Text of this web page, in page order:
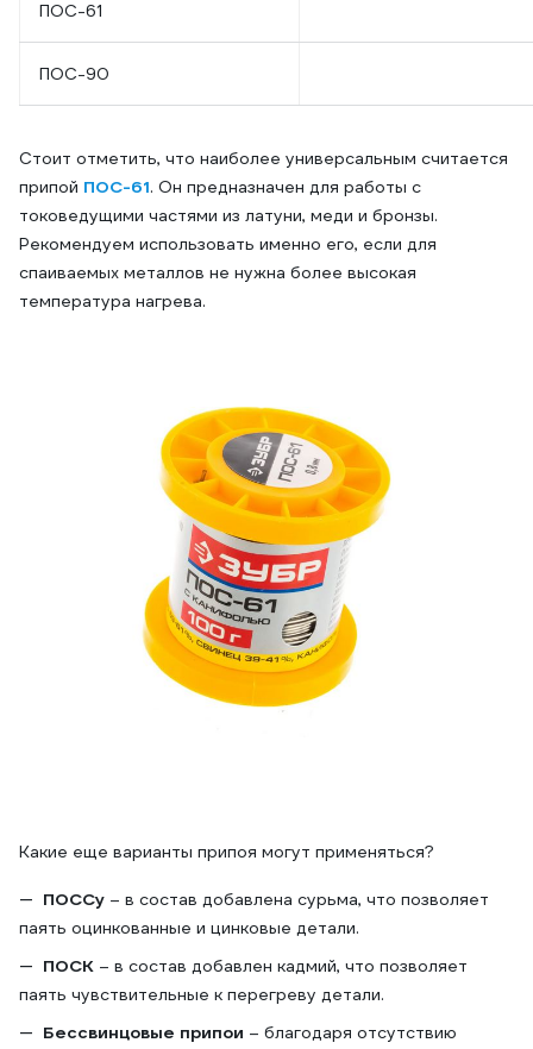
ПОС-61
ПОС-90
Стоит отметить, что наиболее универсальным считается
припой ПОС-61. Он предназначен для работы с
токоведущими частями из латуни, меди и бронзы.
Рекомендуем использовать именно его, если для
спаиваемых металлов не нужна более высокая
температура нагрева.
Какие еще варианты припоя могут применяться?
ПОССу – в состав добавлена сурьма, что позволяет
паять оцинкованные и цинковые детали.
ПОСК – в состав добавлен кадмий, что позволяет
паять чувствительные к перегреву детали.
Бессвинцовые припои – благодаря отсутствию